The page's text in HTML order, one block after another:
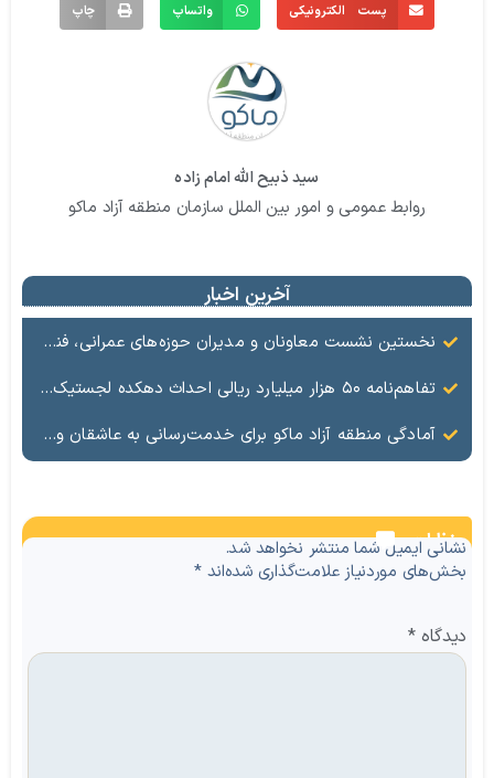
پست الکترونیکی واتساپ چاپ
سید ذبیح الله امام زاده
روابط عمومی و امور بین الملل سازمان منطقه آزاد ماکو
آخرین اخبار
نخستین نشست معاونان و مدیران حوزه‌های عمرانی، فنی، شهرسازی، محیط‌زیست، خدمات شهری و لجستیک ۱۸ منطقه آزاد در سال ۱۴۰۵ برگزار شد
تفاهم‌نامه ۵۰ هزار میلیارد ریالی احداث دهکده لجستیک ماکو امضا شد
آمادگی منطقه آزاد ماکو برای خدمت‌رسانی به عاشقان ولایت در آیین وداع و تشییع قائد امت
نظرات
نشانی ایمیل شما منتشر نخواهد شد.
بخش‌های موردنیاز علامت‌گذاری شده‌اند*
دیدگاه*